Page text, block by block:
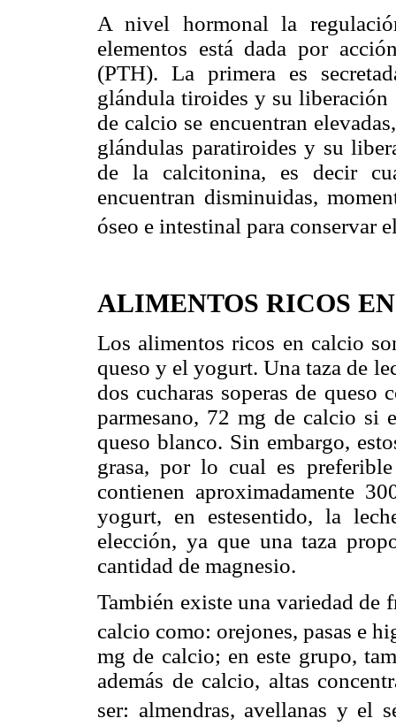
A nivel hormonal la
elementos está dada por
(PTH). La primera es
glándula tiroides y su liberación
de calcio se encuentran
glándulas paratiroides y su
de la calcitonina, es decir
encuentran disminuidas,
óseo e intestinal para conservar
ALIMENTOS RICOS
Los alimentos ricos en calcio
queso y el yogurt. Una taza de
dos cucharas soperas de
parmesano, 72 mg de calcio si
queso blanco. Sin embargo,
grasa, por lo cual es
contienen aproximadamente
yogurt, en estesentido, la
elección, ya que una taza
cantidad de magnesio.
También existe una variedad de
calcio como: orejones, pasas e
mg de calcio; en este grupo,
además de calcio, altas
ser: almendras, avellanas y el